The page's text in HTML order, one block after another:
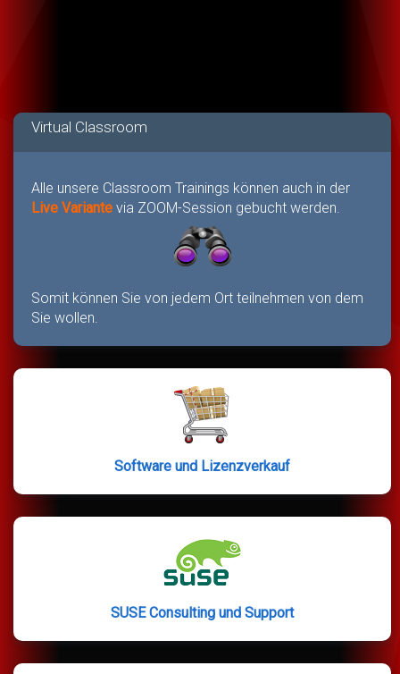
Virtual Classroom
Alle unsere Classroom Trainings können auch in der
Live Variante via ZOOM-Session gebucht werden.
Somit können Sie von jedem Ort teilnehmen von dem
Sie wollen.
Software und Lizenzverkauf
SUSE Consulting und Support